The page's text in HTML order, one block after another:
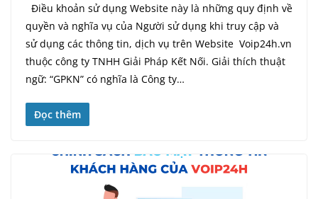
Điều khoản sử dụng Website này là những quy định về
quyền và nghĩa vụ của Người sử dụng khi truy cập và
sử dụng các thông tin, dịch vụ trên Website Voip24h.vn
thuộc công ty TNHH Giải Pháp Kết Nối. Giải thích thuật
ngữ: “GPKN” có nghĩa là Công ty…
Đọc thêm